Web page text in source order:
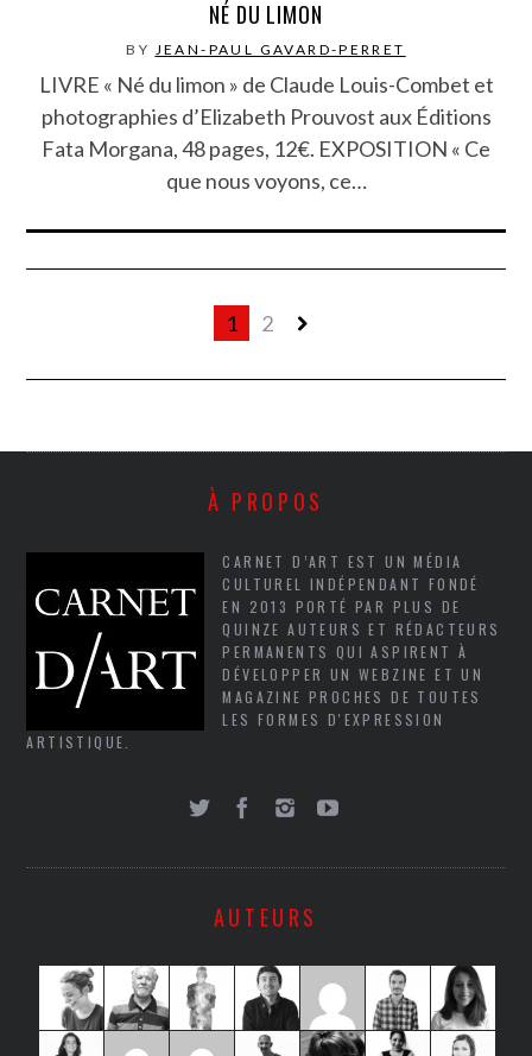
NÉ DU LIMON
BY JEAN-PAUL GAVARD-PERRET
LIVRE « Né du limon » de Claude Louis-Combet et
photographies d’Elizabeth Prouvost aux Éditions
Fata Morgana, 48 pages, 12€. EXPOSITION « Ce
que nous voyons, ce…
1 2
À PROPOS
CARNET D’ART EST UN MÉDIA
CULTUREL INDÉPENDANT FONDÉ
EN 2013 PORTÉ PAR PLUS DE
QUINZE AUTEURS ET RÉDACTEURS
PERMANENTS QUI ASPIRENT À
DÉVELOPPER UN WEBZINE ET UN
MAGAZINE PROCHES DE TOUTES
LES FORMES D'EXPRESSION
ARTISTIQUE.
AUTEURS